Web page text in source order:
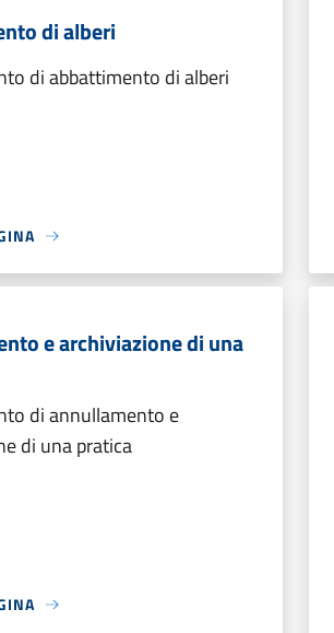
di alberi
di abbattimento di alberi
e archiviazione di una
di annullamento e
di una pratica